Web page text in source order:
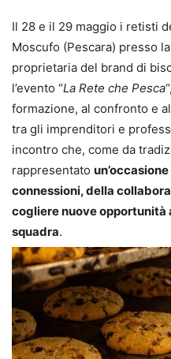
Il 28 e il 29 maggio i retisti
Moscufo (Pescara) presso
proprietaria del brand di
l’evento “La Rete che Pesca
formazione, al confronto e
tra gli imprenditori e
incontro che, come da
rappresentato
connessioni, della
cogliere nuove
squadra.